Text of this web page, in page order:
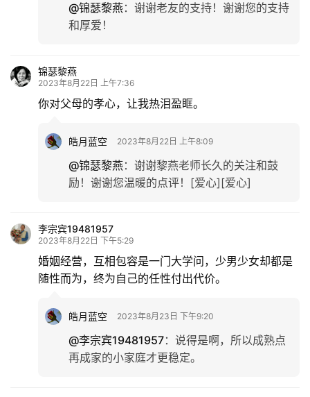
@锦瑟黎燕： 谢谢老友的支持！谢谢您的支持
和厚爱！
锦瑟黎燕
2023年8月22日 上午7:36
你对父母的孝心，让我热泪盈眶。
皓月蓝空 2023年8月22日 上午8:09
@锦瑟黎燕： 谢谢黎燕老师长久的关注和鼓
励！谢谢您温暖的点评！[爱心][爱心]
李宗宾19481957
2023年8月22日 下午5:29
婚姻经营，互相包容是一门大学问，少男少女却都是
随性而为，终为自己的任性付出代价。
皓月蓝空 2023年8月23日 下午9:20
@李宗宾19481957： 说得是啊，所以成熟点
再成家的小家庭才更稳定。